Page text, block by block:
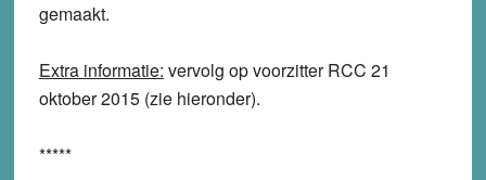
gemaakt.
Extra informatie: vervolg op voorzitter RCC 21
oktober 2015 (zie hieronder).
*****